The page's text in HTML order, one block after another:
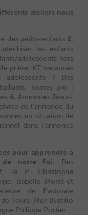
ateliers nous
des petits-enfants 2.
les enfants
adolescents hors
prière, KT vacances
adolescents ? Des
jeunes pro :
6. Annoncer Jésus-
de l’annonce du
en situation de
dans l’annonce
pour apprendre à
notre Foi. Des
le P. Christophe
Isabelle Morel et
de Pastorale
Tours, Mgr Bustillo
Philippe Portier.